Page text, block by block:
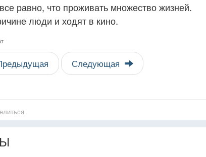
равно, что проживать множество жизней.
люди и ходят в кино.
Следующая